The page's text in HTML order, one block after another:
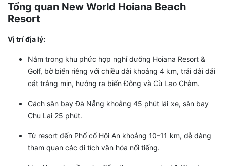
Tổng quan New World Hoiana Beach
Resort
Vị trí địa lý:
Nằm trong khu phức hợp nghỉ dưỡng Hoiana Resort &
Golf, bờ biển riêng với chiều dài khoảng 4 km, trải dài dải
cát trắng mịn, hướng ra biển Đông và Cù Lao Chàm.
Cách sân bay Đà Nẵng khoảng 45 phút lái xe, sân bay
Chu Lai 25 phút.
Từ resort đến Phố cổ Hội An khoảng 10–11 km, dễ dàng
tham quan các di tích văn hóa nổi tiếng.